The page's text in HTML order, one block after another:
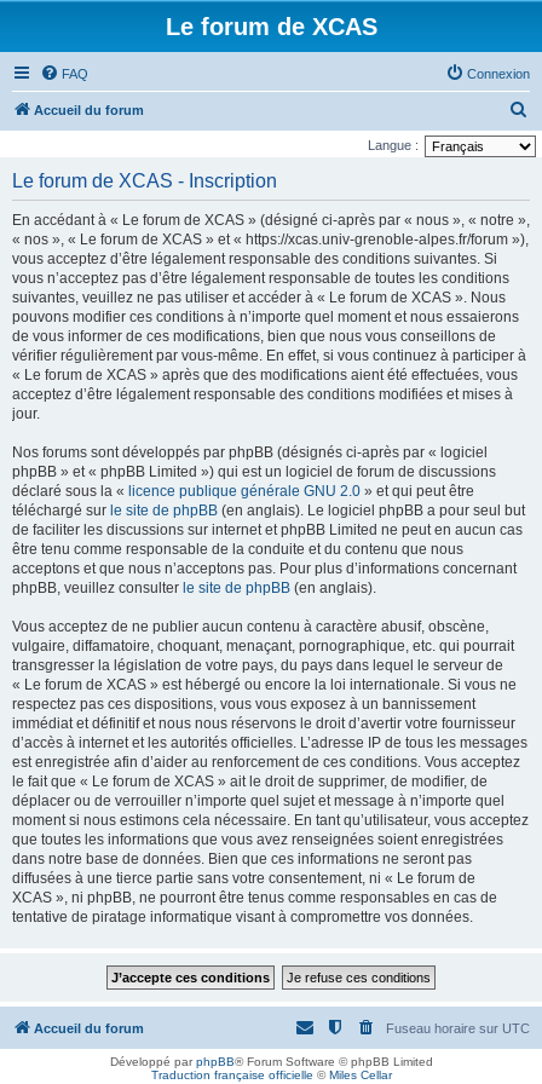
Le forum de XCAS
FAQ Connexion
Accueil du forum
e
e
Langue :
Le forum de XCAS - Inscription
En accédant à « Le forum de XCAS » (désigné ci-après par « nous », « notre »,
« nos », « Le forum de XCAS » et « https://xcas.univ-grenoble-alpes.fr/forum »),
vous acceptez d’être légalement responsable des conditions suivantes. Si
vous n’acceptez pas d’être légalement responsable de toutes les conditions
suivantes, veuillez ne pas utiliser et accéder à « Le forum de XCAS ». Nous
pouvons modifier ces conditions à n’importe quel moment et nous essaierons
de vous informer de ces modifications, bien que nous vous conseillons de
vérifier régulièrement par vous-même. En effet, si vous continuez à participer à
« Le forum de XCAS » après que des modifications aient été effectuées, vous
acceptez d’être légalement responsable des conditions modifiées et mises à
jour.
Nos forums sont développés par phpBB (désignés ci-après par « logiciel
phpBB » et « phpBB Limited ») qui est un logiciel de forum de discussions
déclaré sous la « licence publique générale GNU 2.0 » et qui peut être
téléchargé sur le site de phpBB (en anglais). Le logiciel phpBB a pour seul but
de faciliter les discussions sur internet et phpBB Limited ne peut en aucun cas
être tenu comme responsable de la conduite et du contenu que nous
acceptons et que nous n’acceptons pas. Pour plus d’informations concernant
phpBB, veuillez consulter le site de phpBB (en anglais).
Vous acceptez de ne publier aucun contenu à caractère abusif, obscène,
vulgaire, diffamatoire, choquant, menaçant, pornographique, etc. qui pourrait
transgresser la législation de votre pays, du pays dans lequel le serveur de
« Le forum de XCAS » est hébergé ou encore la loi internationale. Si vous ne
respectez pas ces dispositions, vous vous exposez à un bannissement
immédiat et définitif et nous nous réservons le droit d’avertir votre fournisseur
d’accès à internet et les autorités officielles. L’adresse IP de tous les messages
est enregistrée afin d’aider au renforcement de ces conditions. Vous acceptez
le fait que « Le forum de XCAS » ait le droit de supprimer, de modifier, de
déplacer ou de verrouiller n’importe quel sujet et message à n’importe quel
moment si nous estimons cela nécessaire. En tant qu’utilisateur, vous acceptez
que toutes les informations que vous avez renseignées soient enregistrées
dans notre base de données. Bien que ces informations ne seront pas
diffusées à une tierce partie sans votre consentement, ni « Le forum de
XCAS », ni phpBB, ne pourront être tenus comme responsables en cas de
tentative de piratage informatique visant à compromettre vos données.
Accueil du forum Fuseau horaire sur UTC
Développé parphpBB® Forum Software © phpBB Limited
Traduction française officielle ©Miles Cellar